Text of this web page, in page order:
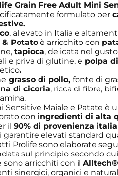
Grain Free Adult Mini
formulato per
.
, allevato in Italia e
& Potato è arricchito con
tapioca, delicata nel
e priva di glutine, e polpa
.
grasso di pollo,fonte di
di cicoria, ricca di fibre,
Sensitive Maiale e Patate è
con ingredienti di alta
il90% di provenienza
elevati standard
Prolife sono elaborate
sul principio secondo
sono arricchiti con il
sinergici, organici e